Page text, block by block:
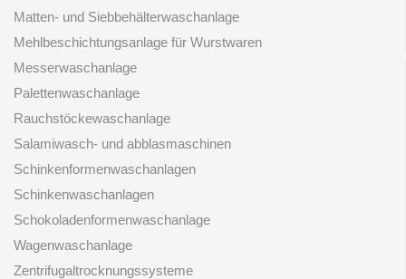
Matten- und Siebbehälterwaschanlage
Mehlbeschichtungsanlage für Wurstwaren
Messerwaschanlage
Palettenwaschanlage
Rauchstöckewaschanlage
Salamiwasch- und abblasmaschinen
Schinkenformenwaschanlagen
Schinkenwaschanlagen
Schokoladenformenwaschanlage
Wagenwaschanlage
Zentrifugaltrocknungssysteme